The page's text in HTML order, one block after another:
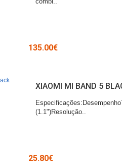
135.00€
XIAOMI MI BAND 5
(1.1")Resolução..
25.80€